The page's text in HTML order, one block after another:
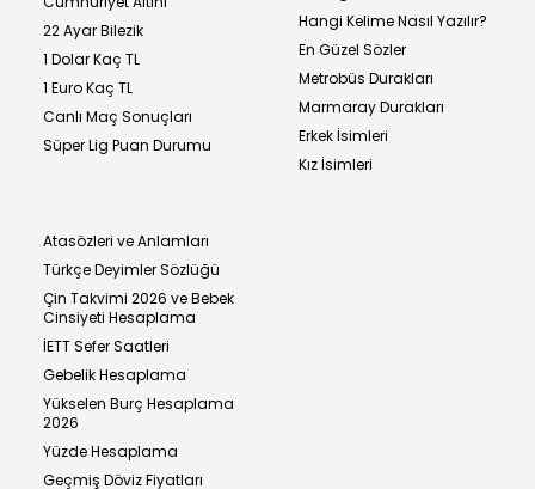
22 Ayar Bilezik
1 Dolar Kaç TL
1 Euro Kaç TL
Canlı Maç Sonuçları
Süper Lig Puan Durumu
Hangi Kelime Nasıl Yazılır?
En Güzel Sözler
Metrobüs Durakları
Marmaray Durakları
Erkek İsimleri
Kız İsimleri
Atasözleri ve Anlamları
Türkçe Deyimler Sözlüğü
Çin Takvimi 2026 ve Bebek
Cinsiyeti Hesaplama
İETT Sefer Saatleri
Gebelik Hesaplama
Yükselen Burç Hesaplama
2026
Yüzde Hesaplama
Geçmiş Döviz Fiyatları